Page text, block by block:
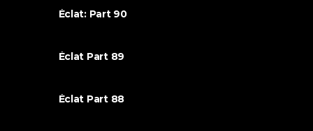
Éclat: Part 90
Éclat Part 89
Éclat Part 88